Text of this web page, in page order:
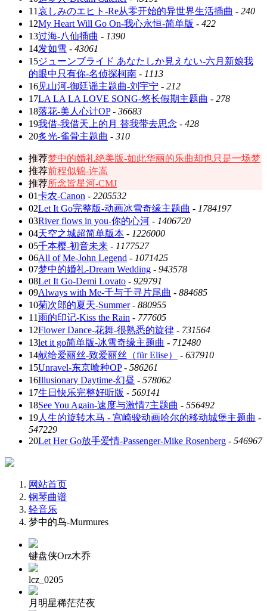
11哀しみのエヒト-Re从零开始的异世界生活插曲 - 240
12My Heart Will Go On-我心永恒-简单版 - 422
13过海-八仙插曲 - 1390
14发如雪 - 43061
15ジューンブライド あなたしか見えない-六月新娘我
的眼中只有你-名侦探柯南 - 1113
16见山河-御廷谣主题曲-刘宇宁 - 212
17LA LA LA LOVE SONG-悠长假期主题曲 - 278
18落花-美人心计OP- 36683
19我借-我借天上的月 替我带去思念 - 428
20炙光-雀骨主题曲 - 310
推荐梦中的婚礼绝美版-如此华丽的乐曲却也只是一场梦
推荐前程似锦-许嵩
推荐所念皆星河-CMJ
01卡农-Canon - 2205532
02Let It Go完整版-动画冰雪奇缘主题曲 - 1784197
03River flows in you-你的心河 - 1406720
04天空之城超简单版本 - 1226000
05千本樱-初音未来 - 1177527
06All of Me-John Legend - 1071425
07梦中的婚礼-Dream Wedding - 943578
08Let It Go-Demi Lovato - 929791
09Always with Me-千与千寻片尾曲 - 884685
10菊次郎的夏天-Summer- 880955
11雨的印记-Kiss the Rain - 777605
12Flower Dance-花舞-很熟悉的旋律 - 731564
13let it go简单版-冰雪奇缘主题曲 - 712480
14献给爱丽丝-致爱丽丝（für Elise） - 637910
15Unravel-东京喰种OP- 586261
16Illusionary Daytime-幻昼 - 578062
17生日快乐完整好听版 - 569141
18See You Again-速度与激情7主题曲 - 556492
19人生的旋转木马 - 宫崎骏动画哈尔的移动城堡主题曲 -
547229
20Let Her Go放手爱情-Passenger-Mike Rosenberg - 546967
网站首页
钢琴曲谱
轻音乐
梦中的鸟-Murmures
键盘侠Orz木乔
lcz_0205
月明星稀茫茫夜